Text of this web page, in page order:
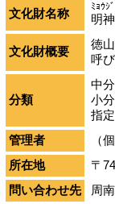
文化財名称
ﾐｮｳｼ
明
文化財概要
徳
呼
分類
中
小
指
管理者
（
所在地
〒
問い合わせ先
周